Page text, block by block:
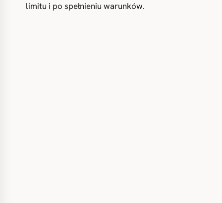
limitu i po spełnieniu warunków.